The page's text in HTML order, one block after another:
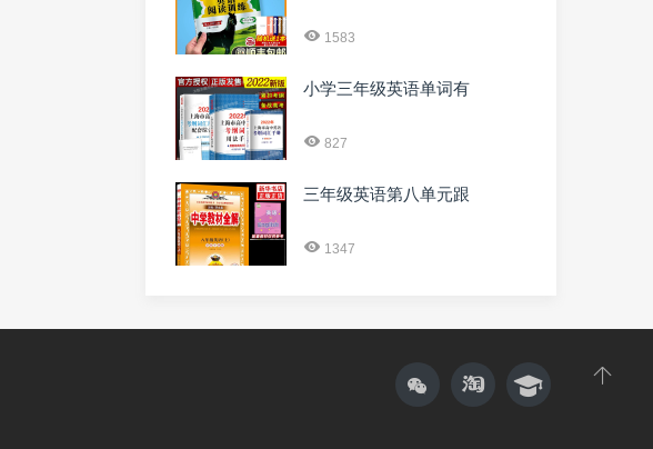
1583
小学三年级英语单词有
827
三年级英语第八单元跟
1347